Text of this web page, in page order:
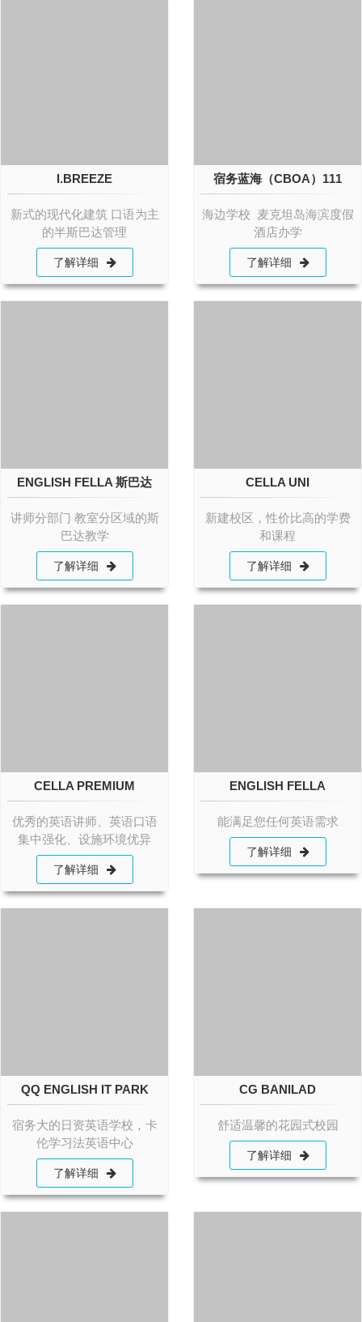
I.BREEZE
新式的现代化建筑 口语为主
的半斯巴达管理
了解详细
宿务蓝海（CBOA）111
海边学校 麦克坦岛海滨度假
酒店办学
了解详细
ENGLISH FELLA 斯巴达
讲师分部门 教室分区域的斯
巴达教学
了解详细
CELLA UNI
新建校区，性价比高的学费
和课程
了解详细
CELLA PREMIUM
优秀的英语讲师、英语口语
集中强化、设施环境优异
了解详细
ENGLISH FELLA
能满足您任何英语需求
了解详细
QQ ENGLISH IT PARK
宿务大的日资英语学校，卡
伦学习法英语中心
了解详细
CG BANILAD
舒适温馨的花园式校园
了解详细